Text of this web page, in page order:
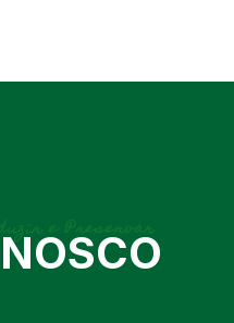
e Preservar